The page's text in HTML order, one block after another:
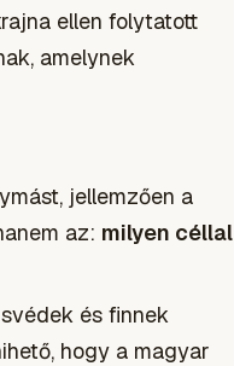
ellen folytatott
amelynek
jellemzően a
az: milyen céllal
és finnek
hogy a magyar